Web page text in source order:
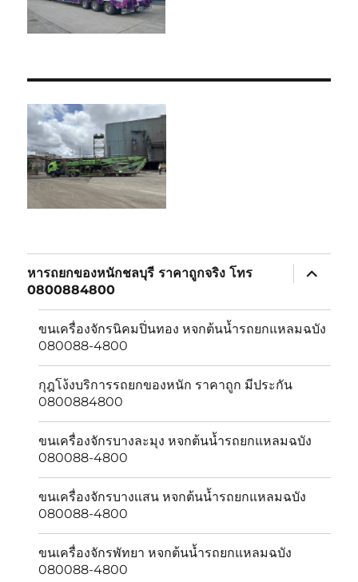
หารถยกของหนักชลบุรี ราคาถูกจริง โทร
0800884800
expand
child
ขนเครื่องจักรนิคมปิ่นทอง หจกต้นน้ำรถยกแหลมฉบัง
080088-4800
กุฎโง้งบริการรถยกของหนัก ราคาถูก มีประกัน
0800884800
ขนเครื่องจักรบางละมุง หจกต้นน้ำรถยกแหลมฉบัง
080088-4800
ขนเครื่องจักรบางเเสน หจกต้นน้ำรถยกแหลมฉบัง
080088-4800
ขนเครื่องจักรพัทยา หจกต้นน้ำรถยกแหลมฉบัง
080088-4800